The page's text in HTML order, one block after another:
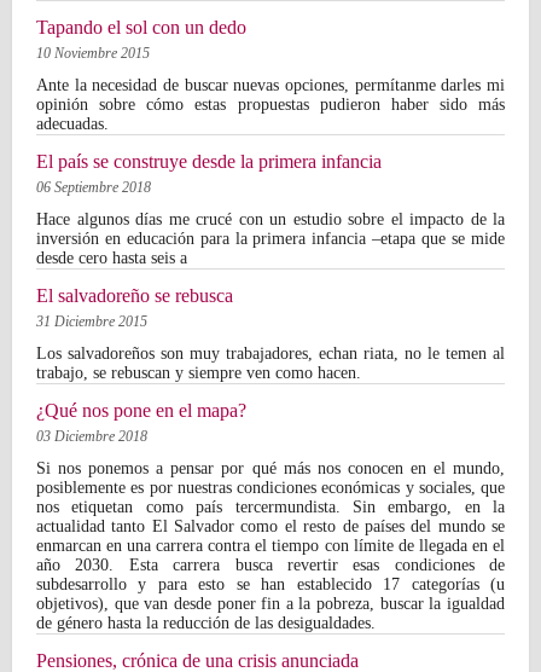
Tapando el sol con un dedo
10 Noviembre 2015
Ante la necesidad de buscar nuevas opciones, permítanme darles mi
opinión sobre cómo estas propuestas pudieron haber sido más
adecuadas.
El país se construye desde la primera infancia
06 Septiembre 2018
Hace algunos días me crucé con un estudio sobre el impacto de la
inversión en educación para la primera infancia –etapa que se mide
desde cero hasta seis a
El salvadoreño se rebusca
31 Diciembre 2015
Los salvadoreños son muy trabajadores, echan riata, no le temen al
trabajo, se rebuscan y siempre ven como hacen.
¿Qué nos pone en el mapa?
03 Diciembre 2018
Si nos ponemos a pensar por qué más nos conocen en el mundo,
posiblemente es por nuestras condiciones económicas y sociales, que
nos etiquetan como país tercermundista. Sin embargo, en la
actualidad tanto El Salvador como el resto de países del mundo se
enmarcan en una carrera contra el tiempo con límite de llegada en el
año 2030. Esta carrera busca revertir esas condiciones de
subdesarrollo y para esto se han establecido 17 categorías (u
objetivos), que van desde poner fin a la pobreza, buscar la igualdad
de género hasta la reducción de las desigualdades.
Pensiones, crónica de una crisis anunciada